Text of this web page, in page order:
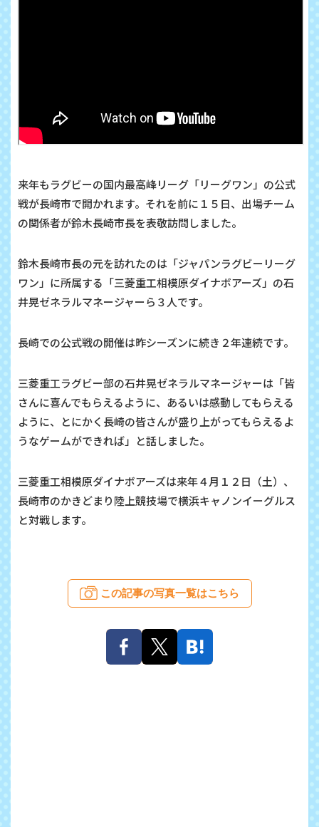
来年もラグビーの国内最高峰リーグ「リーグワン」の公式
戦が長崎市で開かれます。それを前に１５日、出場チーム
の関係者が鈴木長崎市長を表敬訪問しました。
鈴木長崎市長の元を訪れたのは「ジャパンラグビーリーグ
ワン」に所属する「三菱重工相模原ダイナボアーズ」の石
井晃ゼネラルマネージャーら３人です。
長崎での公式戦の開催は昨シーズンに続き２年連続です。
三菱重工ラグビー部の石井晃ゼネラルマネージャーは「皆
さんに喜んでもらえるように、あるいは感動してもらえる
ように、とにかく長崎の皆さんが盛り上がってもらえるよ
うなゲームができれば」と話しました。
三菱重工相模原ダイナボアーズは来年４月１２日（土）、
長崎市のかきどまり陸上競技場で横浜キャノンイーグルス
と対戦します。
この記事の写真一覧はこちら